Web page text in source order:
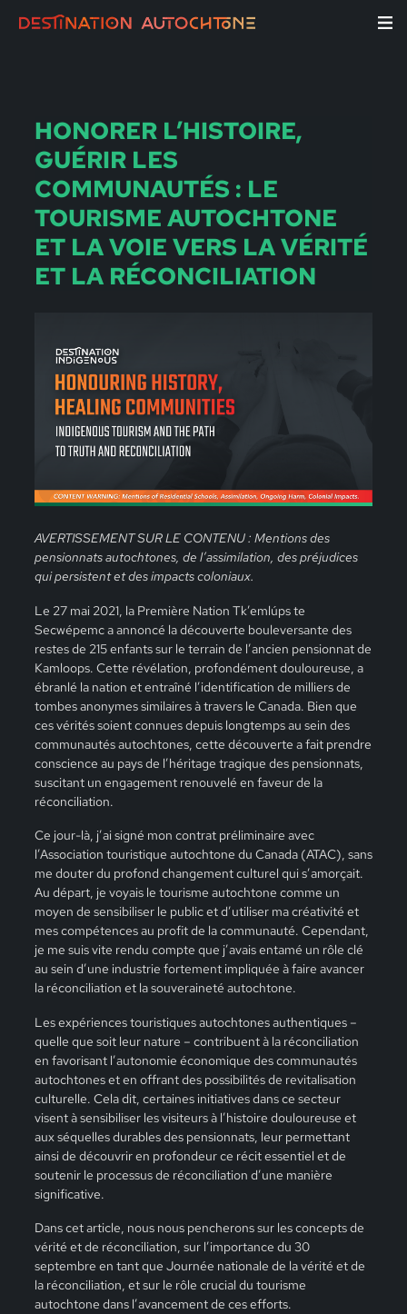
HONORER L’HISTOIRE,
GUÉRIR LES
COMMUNAUTÉS : LE
TOURISME AUTOCHTONE
ET LA VOIE VERS LA VÉRITÉ
ET LA RÉCONCILIATION
AVERTISSEMENT SUR LE CONTENU : Mentions des
pensionnats autochtones, de l’assimilation, des préjudices
qui persistent et des impacts coloniaux.
Le 27 mai 2021, la Première Nation Tk’emlúps te
Secwépemc a annoncé la découverte bouleversante des
restes de 215 enfants sur le terrain de l’ancien pensionnat de
Kamloops. Cette révélation, profondément douloureuse, a
ébranlé la nation et entraîné l’identification de milliers de
tombes anonymes similaires à travers le Canada. Bien que
ces vérités soient connues depuis longtemps au sein des
communautés autochtones, cette découverte a fait prendre
conscience au pays de l’héritage tragique des pensionnats,
suscitant un engagement renouvelé en faveur de la
réconciliation.
Ce jour-là, j’ai signé mon contrat préliminaire avec
l’Association touristique autochtone du Canada (ATAC), sans
me douter du profond changement culturel qui s’amorçait.
Au départ, je voyais le tourisme autochtone comme un
moyen de sensibiliser le public et d’utiliser ma créativité et
mes compétences au profit de la communauté. Cependant,
je me suis vite rendu compte que j’avais entamé un rôle clé
au sein d’une industrie fortement impliquée à faire avancer
la réconciliation et la souveraineté autochtone.
Les expériences touristiques autochtones authentiques –
quelle que soit leur nature – contribuent à la réconciliation
en favorisant l’autonomie économique des communautés
autochtones et en offrant des possibilités de revitalisation
culturelle. Cela dit, certaines initiatives dans ce secteur
visent à sensibiliser les visiteurs à l’histoire douloureuse et
aux séquelles durables des pensionnats, leur permettant
ainsi de découvrir en profondeur ce récit essentiel et de
soutenir le processus de réconciliation d’une manière
significative.
Dans cet article, nous nous pencherons sur les concepts de
vérité et de réconciliation, sur l’importance du 30
septembre en tant que Journée nationale de la vérité et de
la réconciliation, et sur le rôle crucial du tourisme
autochtone dans l’avancement de ces efforts.